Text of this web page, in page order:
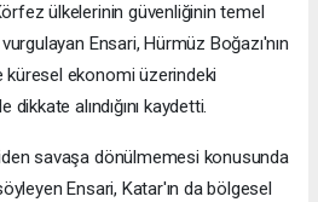
ülkelerinin güvenliğinin temel
Ensari, Hürmüz Boğazı'nın
küresel ekonomi üzerindeki
alındığını kaydetti.
savaşa dönülmemesi konusunda
Ensari, Katar'ın da bölgesel